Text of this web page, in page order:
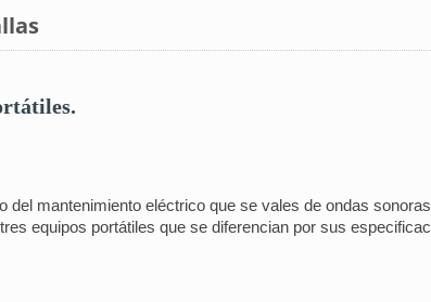
del mantenimiento eléctrico que se vales de ondas
equipos portátiles que se diferencian por sus